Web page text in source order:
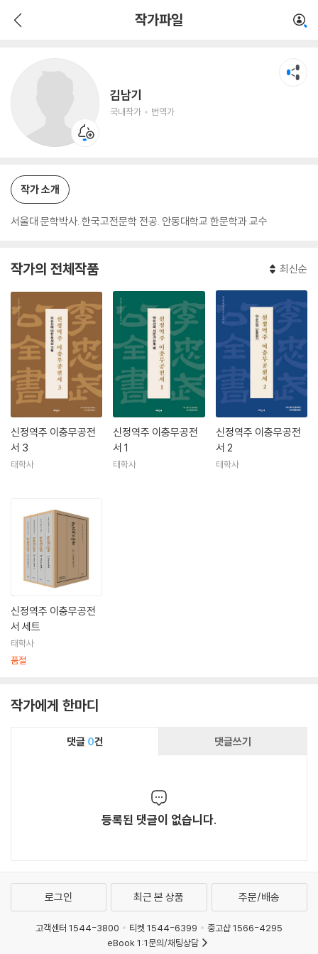
작가파일
김남기
국내작가 번역가
작가 소개
서울대 문학박사. 한국고전문학 전공. 안동대학교 한문학과 교수
작가의 전체작품 최신순
신정역주 이충무공전
서 3
태학사
신정역주 이충무공전
서 1
태학사
신정역주 이충무공전
서 2
태학사
신정역주 이충무공전
서 세트
태학사
품절
작가에게 한마디
댓글 0건 댓글쓰기
등록된 댓글이 없습니다.
로그인 최근 본 상품 주문/배송
고객센터 1544-3800 티켓 1544-6399
중고샵 1566-4295
eBook 1:1문의/채팅상담